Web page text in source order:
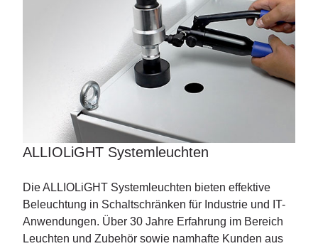
ALLIOLiGHT Systemleuchten
Die ALLIOLiGHT Systemleuchten bieten effektive
Beleuchtung in Schaltschränken für Industrie und IT-
Anwendungen. Über 30 Jahre Erfahrung im Bereich
Leuchten und Zubehör sowie namhafte Kunden aus